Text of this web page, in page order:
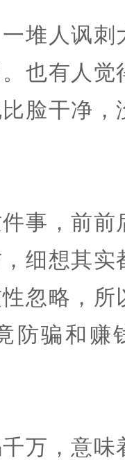
堆人讽刺
也有人觉
脸干净，
事，前前
细想其实
忽略，所
防骗和赚
万，意味